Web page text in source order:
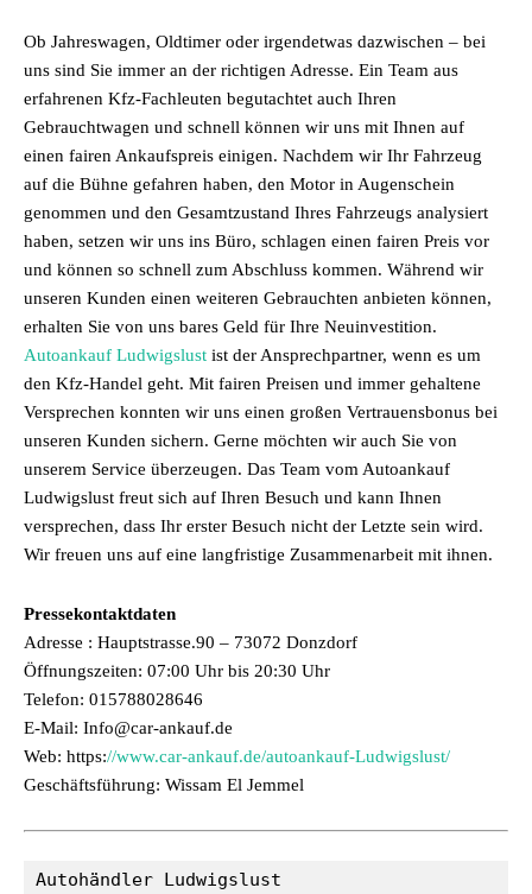
Ob Jahreswagen, Oldtimer oder irgendetwas dazwischen – bei
uns sind Sie immer an der richtigen Adresse. Ein Team aus
erfahrenen Kfz-Fachleuten begutachtet auch Ihren
Gebrauchtwagen und schnell können wir uns mit Ihnen auf
einen fairen Ankaufspreis einigen. Nachdem wir Ihr Fahrzeug
auf die Bühne gefahren haben, den Motor in Augenschein
genommen und den Gesamtzustand Ihres Fahrzeugs analysiert
haben, setzen wir uns ins Büro, schlagen einen fairen Preis vor
und können so schnell zum Abschluss kommen. Während wir
unseren Kunden einen weiteren Gebrauchten anbieten können,
erhalten Sie von uns bares Geld für Ihre Neuinvestition.
Autoankauf Ludwigslust ist der Ansprechpartner, wenn es um
den Kfz-Handel geht. Mit fairen Preisen und immer gehaltene
Versprechen konnten wir uns einen großen Vertrauensbonus bei
unseren Kunden sichern. Gerne möchten wir auch Sie von
unserem Service überzeugen. Das Team vom Autoankauf
Ludwigslust freut sich auf Ihren Besuch und kann Ihnen
versprechen, dass Ihr erster Besuch nicht der Letzte sein wird.
Wir freuen uns auf eine langfristige Zusammenarbeit mit ihnen.
Pressekontaktdaten
Adresse : Hauptstrasse.90 – 73072 Donzdorf
Öffnungszeiten: 07:00 Uhr bis 20:30 Uhr
Telefon: 015788028646
E-Mail: Info@car-ankauf.de
Web: https://www.car-ankauf.de/autoankauf-Ludwigslust/
Geschäftsführung: Wissam El Jemmel
Autohändler Ludwigslust